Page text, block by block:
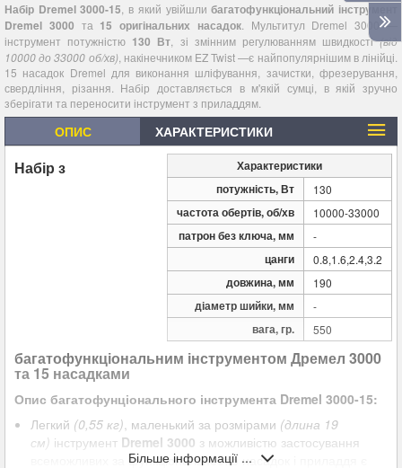
Набір Dremel 3000-15 , в який увійшлибагатофункціональний інструмент
Dremel 3000 та 15 оригінальних насадок. Мультитул Dremel 3000 —
інструмент потужністю 130 Вт , зі змінним регулюванням швидкості(від
10000 до 33000 об/хв) , накінечником EZ Twist —є найпопулярнішим в лінійці.
15 насадок Dremel для виконання шліфування, зачистки, фрезерування,
свердління, різання. Набір доставляється в м'якій сумці, в якій зручно
зберігати та переносити інструмент з приладдям.
ОПИС ХАРАКТЕРИСТИКИ
Характеристики
потужність, Вт
130
частота обертів, об/хв 10000-33000
патрон без ключа, мм -
цанги 0.8,1.6,2.4,3.2
довжина, мм 190
діаметр шийки, мм -
вага, гр. 550
Набір з
багатофункціональним інструментом Дремел 3000
та 15 насадками
Опис багатофунціонального інструмента Dremel 3000-15:
Легкий (0,55 кг), маленький за розмірами (длина 19
см) інструмент Dremel 3000 з можливістю застосування
всеможливих за функціональностю насадок і приладдя є
Більше інформації ...